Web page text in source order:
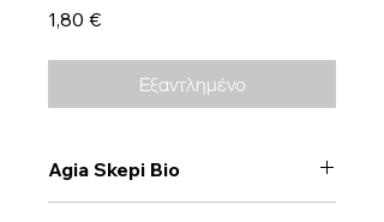
1,80 €Τιμή
Εξαντλημένο
Agia Skepi Bio